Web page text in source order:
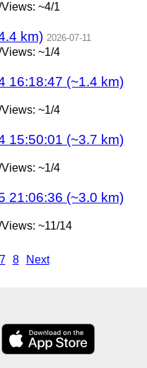
~4/1
km) 2026-07-11
~1/4
16:18:47 (~1.4 km)
~1/4
15:50:01 (~3.7 km)
~1/4
21:06:36 (~3.0 km)
~11/14
7 8 Next